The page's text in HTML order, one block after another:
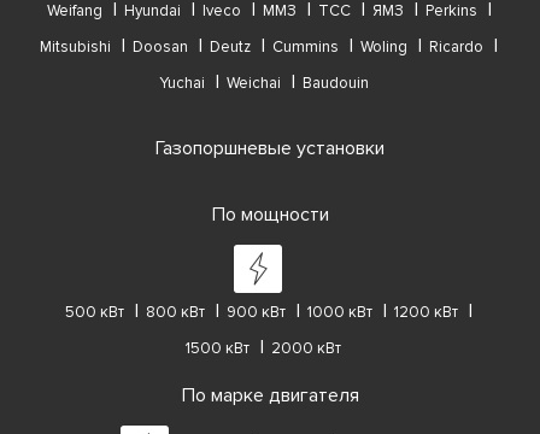
Weifang Hyundai Iveco ММЗ ТСС ЯМЗ
Perkins
Mitsubishi
Doosan Deutz Cummins Woling
Ricardo
Yuchai
Weichai Baudouin
Газопоршневые установки
По мощности
500 кВт 800 кВт 900 кВт 1000 кВт
1200 кВт
1500 кВт
2000 кВт
По марке двигателя